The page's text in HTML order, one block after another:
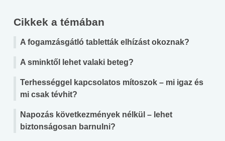
Cikkek a témában
A fogamzásgátló tabletták elhízást okoznak?
A sminktől lehet valaki beteg?
Terhességgel kapcsolatos mítoszok – mi igaz és
mi csak tévhit?
Napozás következmények nélkül – lehet
biztonságosan barnulni?